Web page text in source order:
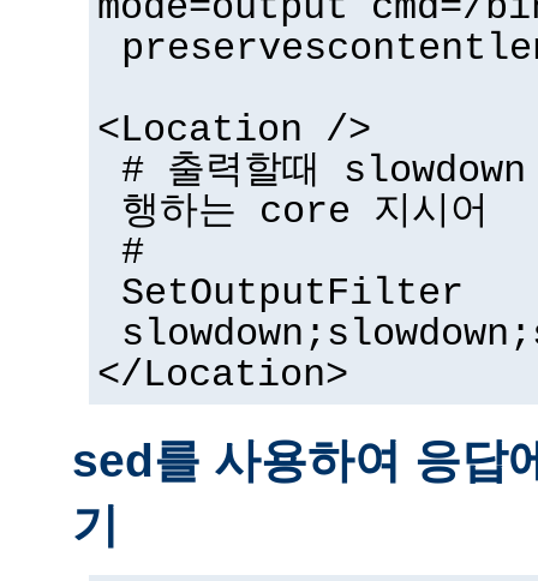
<Location />
# 출력할때
행하는 core 지시어
#
SetOutputFilter
</Location>
sed를 사용하여 응답
기